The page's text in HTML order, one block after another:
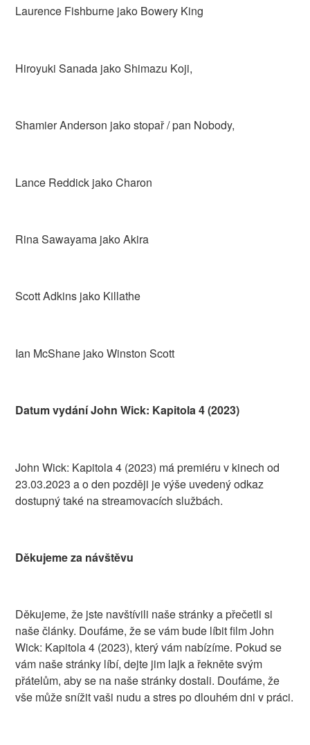
Laurence Fishburne jako Bowery King
Hiroyuki Sanada jako Shimazu Koji,
Shamier Anderson jako stopař / pan Nobody,
Lance Reddick jako Charon
Rina Sawayama jako Akira
Scott Adkins jako Killathe
Ian McShane jako Winston Scott
Datum vydání John Wick: Kapitola 4 (2023)
John Wick: Kapitola 4 (2023) má premiéru v kinech od
23.03.2023 a o den později je výše uvedený odkaz
dostupný také na streamovacích službách.
Děkujeme za návštěvu
Děkujeme, že jste navštívili naše stránky a přečetli si
naše články. Doufáme, že se vám bude líbit film John
Wick: Kapitola 4 (2023), který vám nabízíme. Pokud se
vám naše stránky líbí, dejte jim lajk a řekněte svým
přátelům, aby se na naše stránky dostali. Doufáme, že
vše může snížit vaši nudu a stres po dlouhém dni v práci.